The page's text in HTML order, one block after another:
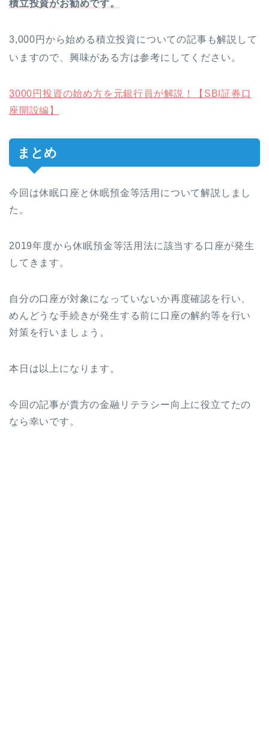
積立投資がお勧めです。
3,000円から始める積立投資についての記事も解説して
いますので、興味がある方は参考にしてください。
3000円投資の始め方を元銀行員が解説！【SBI証券口
座開設編】
まとめ
今回は休眠口座と休眠預金等活用について解説しまし
た。
2019年度から休眠預金等活用法に該当する口座が発生
してきます。
自分の口座が対象になっていないか再度確認を行い、
めんどうな手続きが発生する前に口座の解約等を行い
対策を行いましょう。
本日は以上になります。
今回の記事が貴方の金融リテラシー向上に役立てたの
なら幸いです。